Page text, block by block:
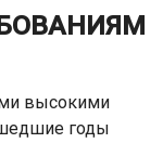
высокими
годы